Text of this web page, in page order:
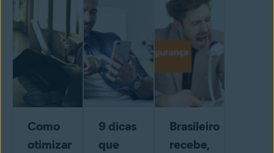
Como
otimizar
9 dicas
que
Brasileiro
recebe,